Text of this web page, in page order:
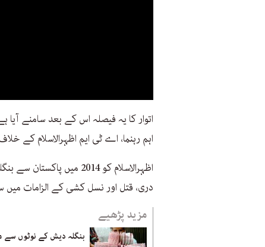
اہم رہنما، اے ٹی ایم اظہرالاسلام کے
دری، قتل اور نسل کشی کے الزامات
مزید پڑھیے
بنگلہ دیش کے نوٹوں